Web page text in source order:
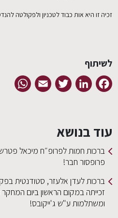
זכיה זו היא אות כבוד לטכניון ולפקולטה
לשיתוף
Facebook
LinkedIn
Twitter
Email
עוד בנושא
ברכות חמות לפרופ״ח מיכאל
פרופסור חבר!
ברכות לעדן אלעזר, סטודנטית
זכייתה במקום הראשון ביום
ומשתלמות ע"ש ג'ייקובס!